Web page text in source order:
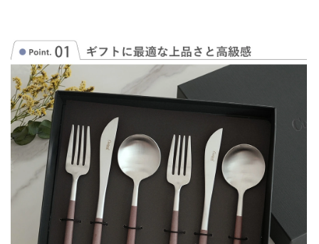
申し込み願います。
※名入れ商品ご注文の際、お支払方法で「銀行振込」を選択された
場合 入金確認後の製作開始となります。製作期間がございますの
で早めのご入金をお願いいたします。ご希望納 品日がある場合や
お急ぎのご注文の場合は 「コンビニ後払い」「クレ ジットカー
ド」「代金引換（お届け先がご依頼主と同一の場合のみ）」 でご
注文をいただきますと受注確認後、すぐに製作となりますのでとて
も便利です。
◆用途
結婚式、披露宴、結婚祝い、などお祝いに
◆注意点・他
・土・日・祝日の発送業務はお休みです。
・全ての商品と同梱可能です。